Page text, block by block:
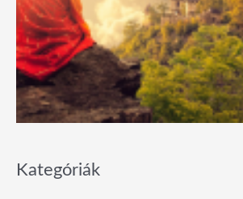
Kategóriák